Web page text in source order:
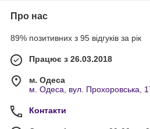
Про нас
89% позитивних з 95 відгуків за рік
Працює з 26.03.2018
м. Одеса
м. Одеса, вул. Прохоровська,
Контакти